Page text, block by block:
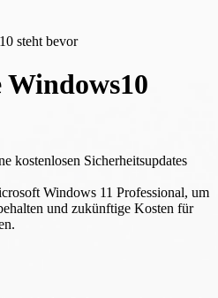
steht bevor
kostenlosen Sicherheitsupdates
Windows 11 Professional, um
und zukünftige Kosten für